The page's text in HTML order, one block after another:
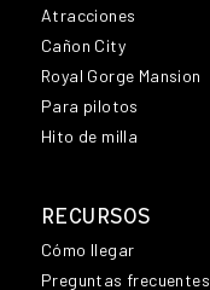
Atracciones
Cañon City
Royal Gorge Mansion
Para pilotos
Hito de milla
RECURSOS
Cómo llegar
Preguntas frecuentes